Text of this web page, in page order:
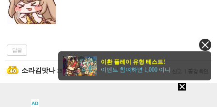
답글
소라김맛나 25-02-21 18:45 신고 | 공감 확인
AD
이환 플레이 유형 테스트!
이벤트 참여하면 1,000 이니